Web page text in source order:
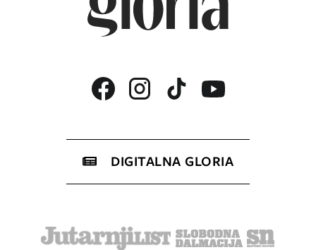
DIGITALNA GLORIA